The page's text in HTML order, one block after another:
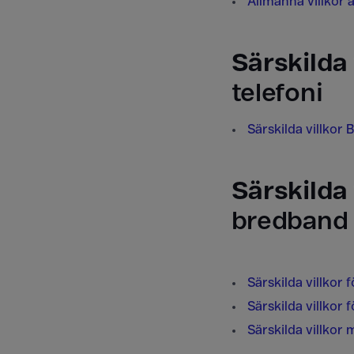
telefoni
Särskilda villkor
bredband
Särskilda villkor
Särskilda villkor
Särskilda villkor